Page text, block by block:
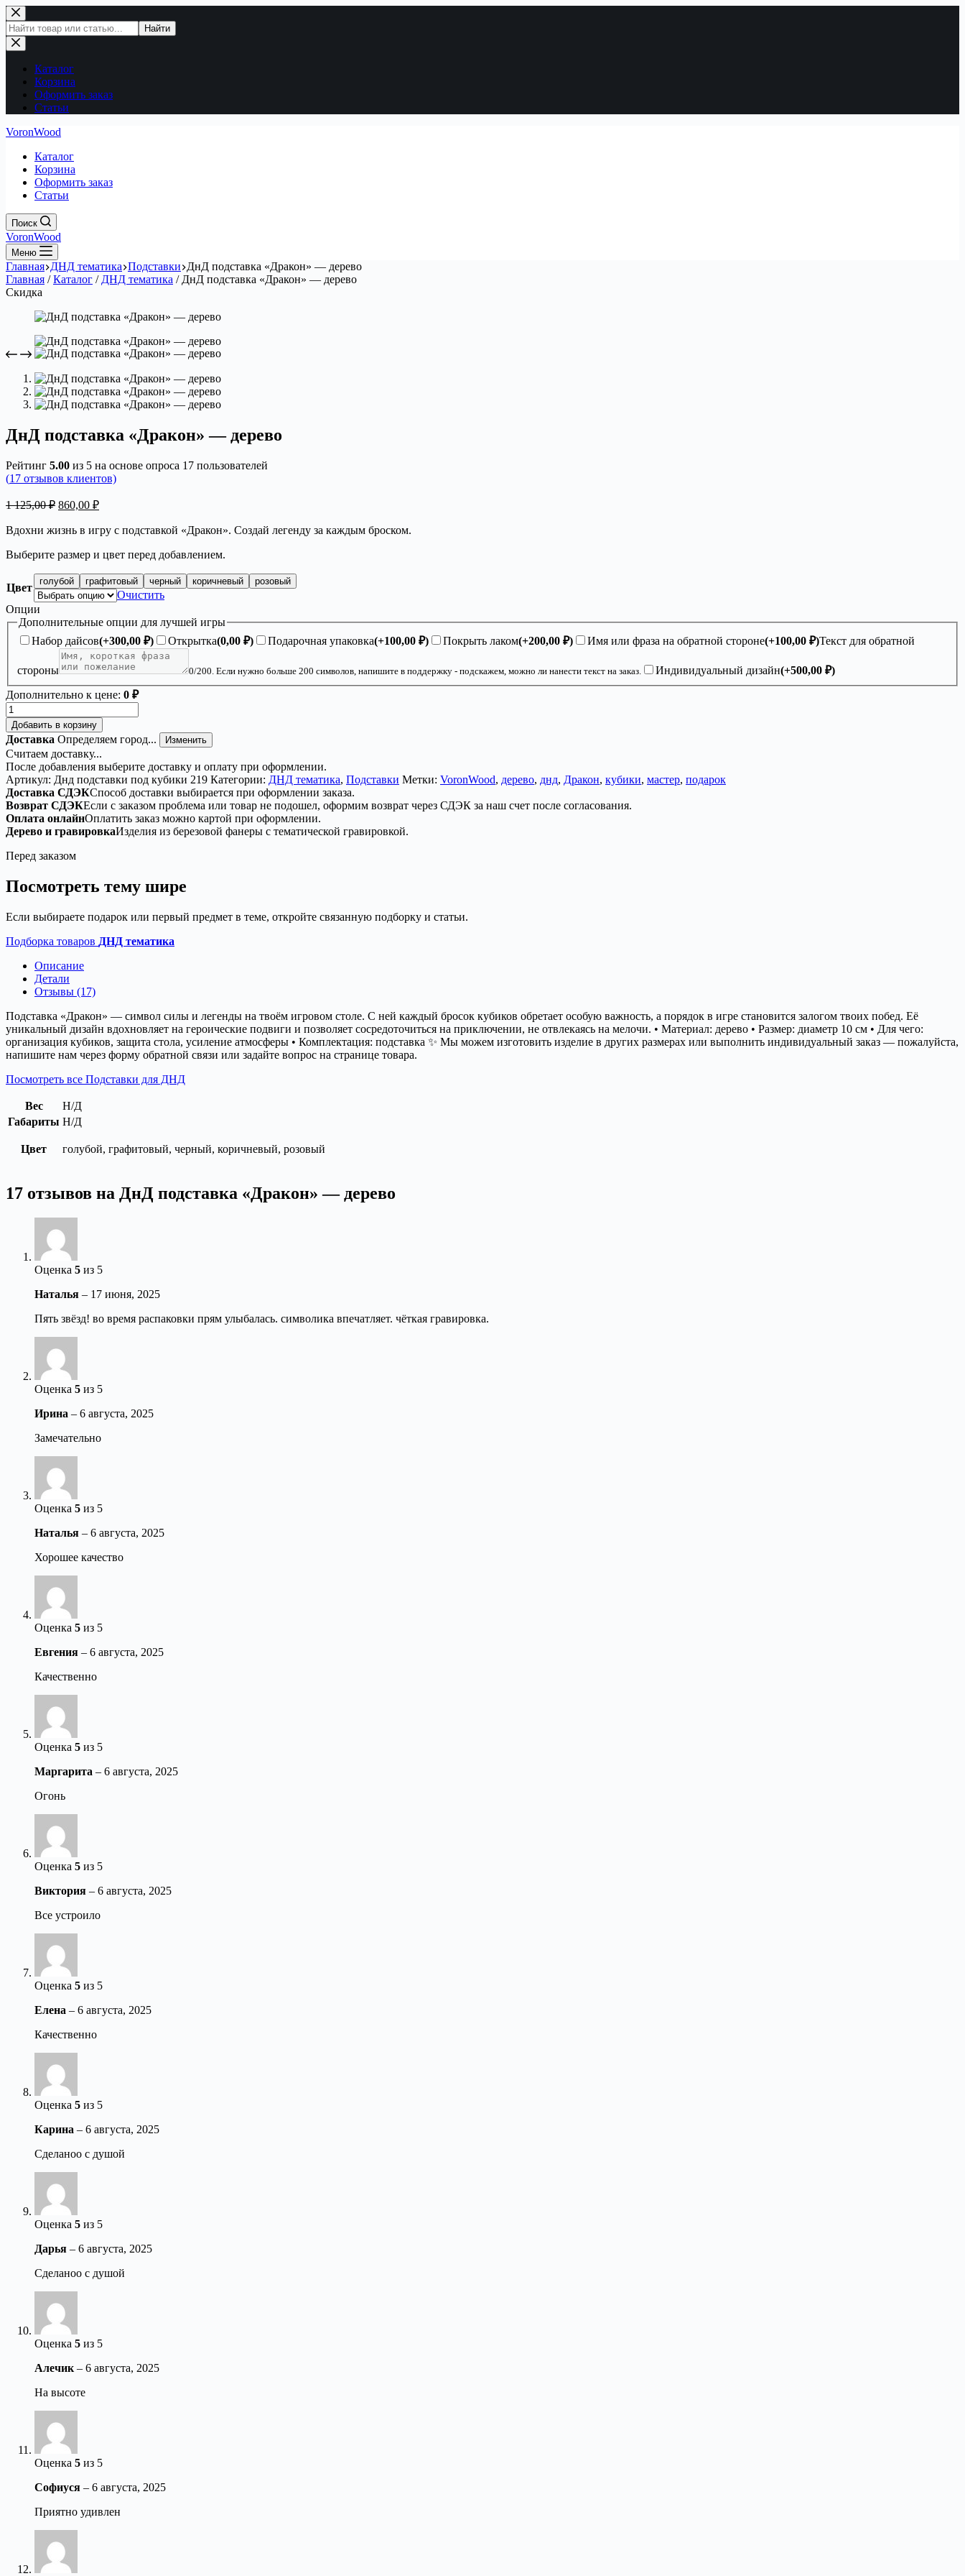
Перейти
к
сути
Поиск
по
сайту
Найти
Каталог
Корзина
Оформить заказ
Статьи
VoronWood
Каталог
Корзина
Оформить заказ
Статьи
Поиск
VoronWood
Меню
Главная ДНД тематика Подставки ДнД подставка «Дракон» — дерево
Главная / Каталог / ДНД тематика / ДнД подставка «Дракон» — дерево
Скидка
ДнД подставка «Дракон» — дерево
Рейтинг 5.00 из 5 на основе опроса 17 пользователей
(17 отзывов клиентов)
1 125,00₽ Первоначальная
составляла
125,00 ₽.
860,00 ₽Текущая
860,00 ₽.
Вдохни жизнь в игру с подставкой «Дракон». Создай легенду за каждым броском.
Выберите размер и цвет перед добавлением.
Цвет
голубой графитовый черный коричневый розовый
Очистить
Опции
Дополнительные опции для лучшей игры
Набор дайсов(+300,00 ₽) Открытка(0,00 ₽) Подарочная упаковка(+100,00 ₽) Покрыть лаком(+200,00 ₽) Имя или фраза на обратной стороне(+100,00 ₽)Текст для обратной
стороны 0/200. Если нужно больше 200 символов, напишите в поддержку - подскажем, можно ли нанести текст на заказ. Индивидуальный дизайн(+500,00 ₽)
Дополнительно к цене: 0 ₽
Количество
товара
ДнД
подставка
«Дракон»
—
дерево
Добавить в корзину
Доставка Определяем город... Изменить
Считаем доставку...
После добавления выберите доставку и оплату при оформлении.
Артикул: Днд подставки под кубики 219 Категории: ДНД тематика, Подставки Метки: VoronWood, дерево, днд, Дракон, кубики, мастер, подарок
Доставка СДЭКСпособ доставки выбирается при оформлении заказа.
Возврат СДЭКЕсли с заказом проблема или товар не подошел, оформим возврат через СДЭК за наш счет после согласования.
Оплата онлайнОплатить заказ можно картой при оформлении.
Дерево и гравировкаИзделия из березовой фанеры с тематической гравировкой.
Перед заказом
Посмотреть тему шире
Если выбираете подарок или первый предмет в теме, откройте связанную подборку и статьи.
Подборка товаров ДНД тематика
Описание
Детали
Отзывы (17)
Подставка «Дракон» — символ силы и легенды на твоём игровом столе. С ней каждый бросок кубиков обретает особую важность, а порядок в игре становится залогом твоих побед. Её
уникальный дизайн вдохновляет на героические подвиги и позволяет сосредоточиться на приключении, не отвлекаясь на мелочи. • Материал: дерево • Размер: диаметр 10 см • Для чего:
организация кубиков, защита стола, усиление атмосферы • Комплектация: подставка ✨ Мы можем изготовить изделие в других размерах или выполнить индивидуальный заказ — пожалуйста,
напишите нам через форму обратной связи или задайте вопрос на странице товара.
Посмотреть все Подставки для ДНД
Вес
Н/Д
Габариты Н/Д
Цвет голубой, графитовый, черный, коричневый, розовый
17 отзывов на ДнД подставка «Дракон» — дерево
Оценка 5 из 5
Наталья – 17 июня, 2025
Пять звёзд! во время распаковки прям улыбалась. символика впечатляет. чёткая гравировка.
Оценка 5 из 5
Ирина – 6 августа, 2025
Замечательно
Оценка 5 из 5
Наталья – 6 августа, 2025
Хорошее качество
Оценка 5 из 5
Евгения – 6 августа, 2025
Качественно
Оценка 5 из 5
Маргарита – 6 августа, 2025
Огонь
Оценка 5 из 5
Виктория – 6 августа, 2025
Все устроило
Оценка 5 из 5
Елена – 6 августа, 2025
Качественно
Оценка 5 из 5
Карина – 6 августа, 2025
Сделаноо с душой
Оценка 5 из 5
Дарья – 6 августа, 2025
Сделаноо с душой
Оценка 5 из 5
Алечик – 6 августа, 2025
На высоте
Оценка 5 из 5
Софиуся – 6 августа, 2025
Приятно удивлен